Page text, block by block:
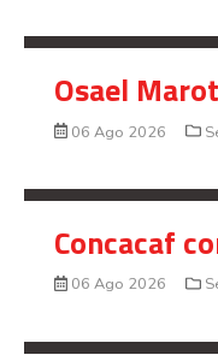
Osael
06 Ago 2026
Concacaf
06 Ago 2026